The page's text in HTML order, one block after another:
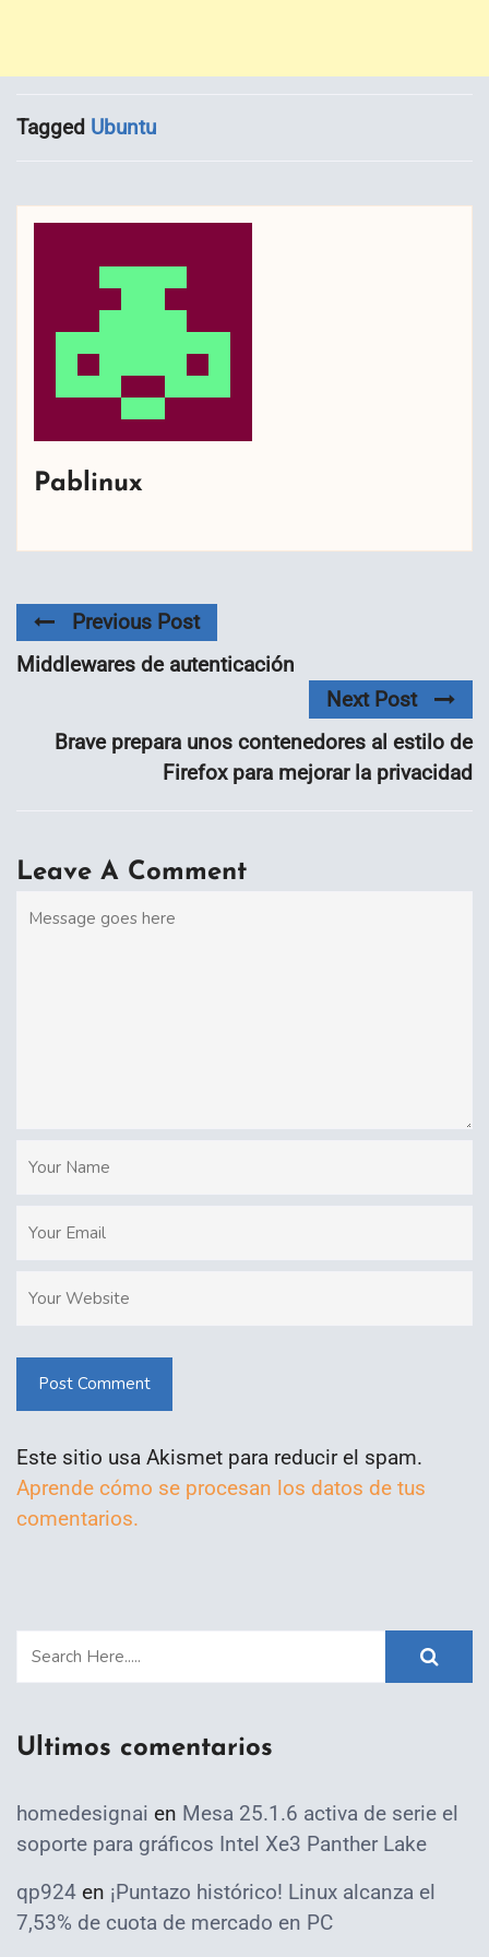
Tagged Ubuntu
Pablinux
Previous Post
Middlewares de autenticación
Next Post
Brave prepara unos contenedores al estilo de
Firefox para mejorar la privacidad
Leave A Comment
Post Comment
Este sitio usa Akismet para reducir el spam.
Aprende cómo se procesan los datos de tus
comentarios.
Ultimos comentarios
homedesignai en Mesa 25.1.6 activa de serie el
soporte para gráficos Intel Xe3 Panther Lake
qp924 en ¡Puntazo histórico! Linux alcanza el
7,53% de cuota de mercado en PC